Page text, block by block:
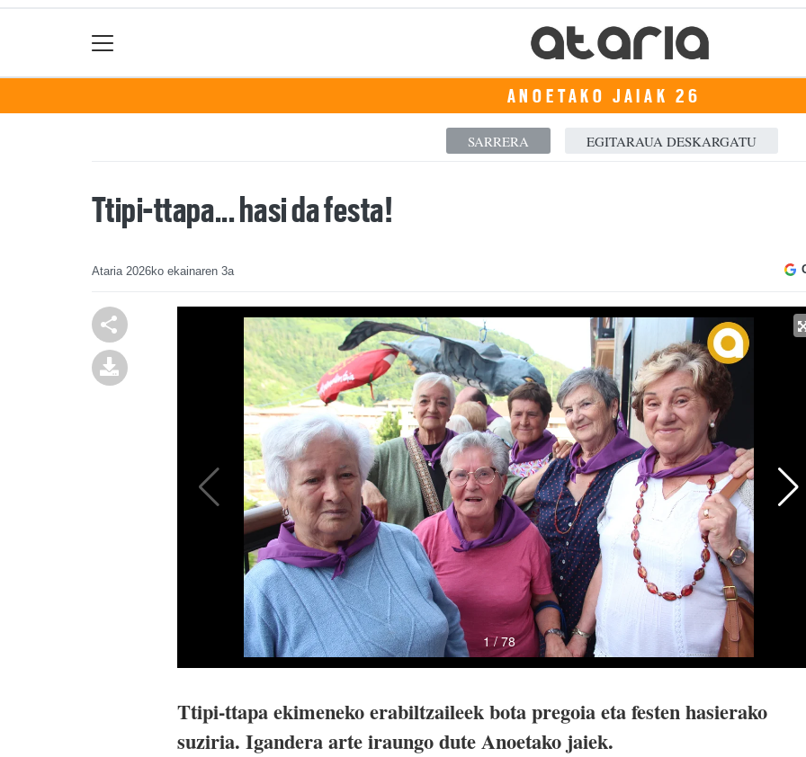
ANOETAKO JAIAK 26
SARRERA EGITARAUA DESKARGATU
Ttipi-ttapa... hasi da festa!
Ataria 2026ko ekainaren 3a
Ttipi-ttapa ekimeneko erabiltzaileek bota pregoia eta festen hasierako
suziria. Igandera arte iraungo dute Anoetako jaiek.